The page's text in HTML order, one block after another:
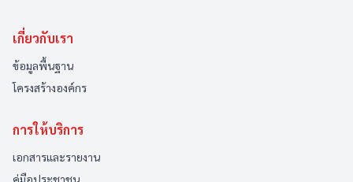
เกี่ยวกับเรา
ข้อมูลพื้นฐาน
โครงสร้างองค์กร
การให้บริการ
เอกสารและรายงาน
คู่มือประชาชน